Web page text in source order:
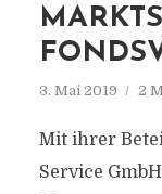
3. Mai 2019 2
Mit ihrer
Service